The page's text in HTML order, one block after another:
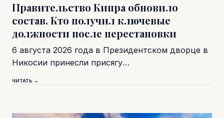
Правительство Кипра обновило
состав. Кто получил ключевые
должности после перестановки
6 августа 2026 года в Президентском дворце в
Никосии принесли присягу…
ЧИТАТЬ →